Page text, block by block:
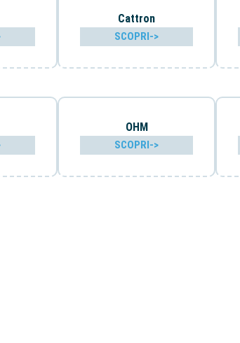
Cattron
SCOPRI->
OHM
SCOPRI->